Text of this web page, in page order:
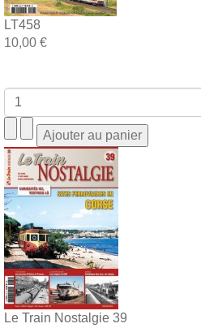
LT458
10,00 €
Le Train Nostalgie 39